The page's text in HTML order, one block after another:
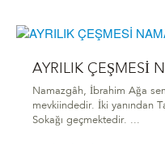
AYRILIK ÇEŞMESİ
Namazgâh, İbrahim Ağa
mevkiindedir. İki yanından
Sokağı geçmektedir. ...